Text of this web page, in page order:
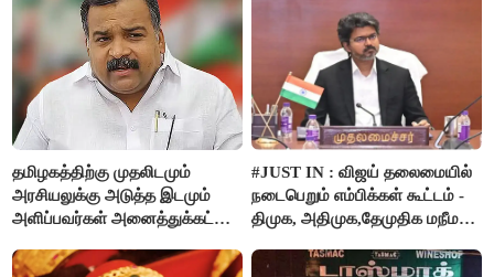
தமிழகத்திற்கு முதலிடமும்
அரசியலுக்கு அடுத்த இடமும்
அளிப்பவர்கள் அனைத்துக்கட்சி
பங்கேற்பார்கள் - மாணிக்கம்
#JUST IN : விஜய் தலைமையில்
நடைபெறும் எம்பிக்கள் கூட்டம் -
திமுக, அதிமுக,தேமுதிக மநீம